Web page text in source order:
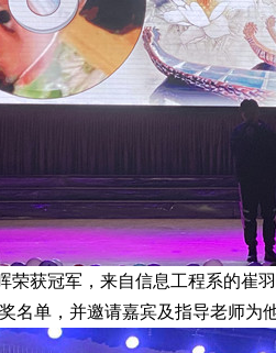
冠军，来自信息工程系的崔羽
名单，并邀请嘉宾及指导老师为